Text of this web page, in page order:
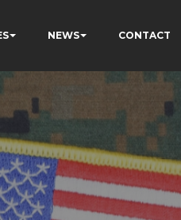
NEWS CONTACT